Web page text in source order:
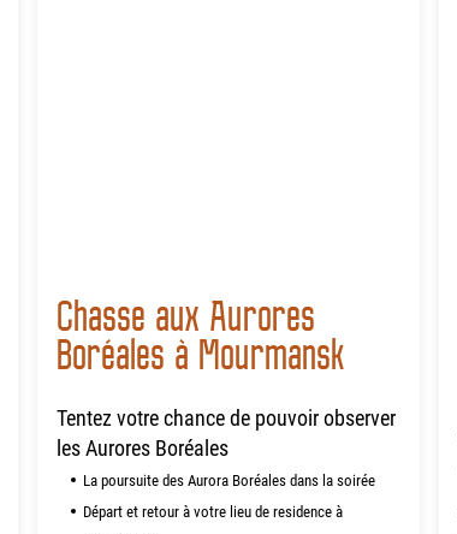
Chasse aux Aurores
Boréales à Mourmansk
Tentez votre chance de pouvoir observer
les Aurores Boréales
La poursuite des Aurora Boréales dans la soirée
Départ et retour à votre lieu de residence à